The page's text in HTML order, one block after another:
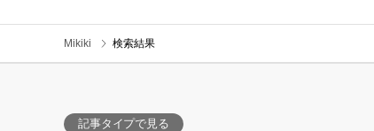
Mikiki 検索結果
記事タイプで見る